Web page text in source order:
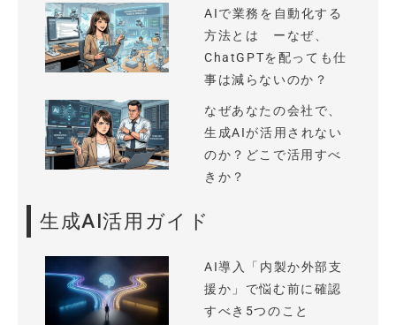
AIで業務を自動化する
方法とは ーなぜ、
ChatGPTを配っても仕
事は減らないのか？
なぜあなたの会社で、
生成AIが活用されない
のか？どこで活用すべ
きか？
生成AI活用ガイド
AI導入「内製か外部支
援か」で悩む前に確認
すべき5つのこと